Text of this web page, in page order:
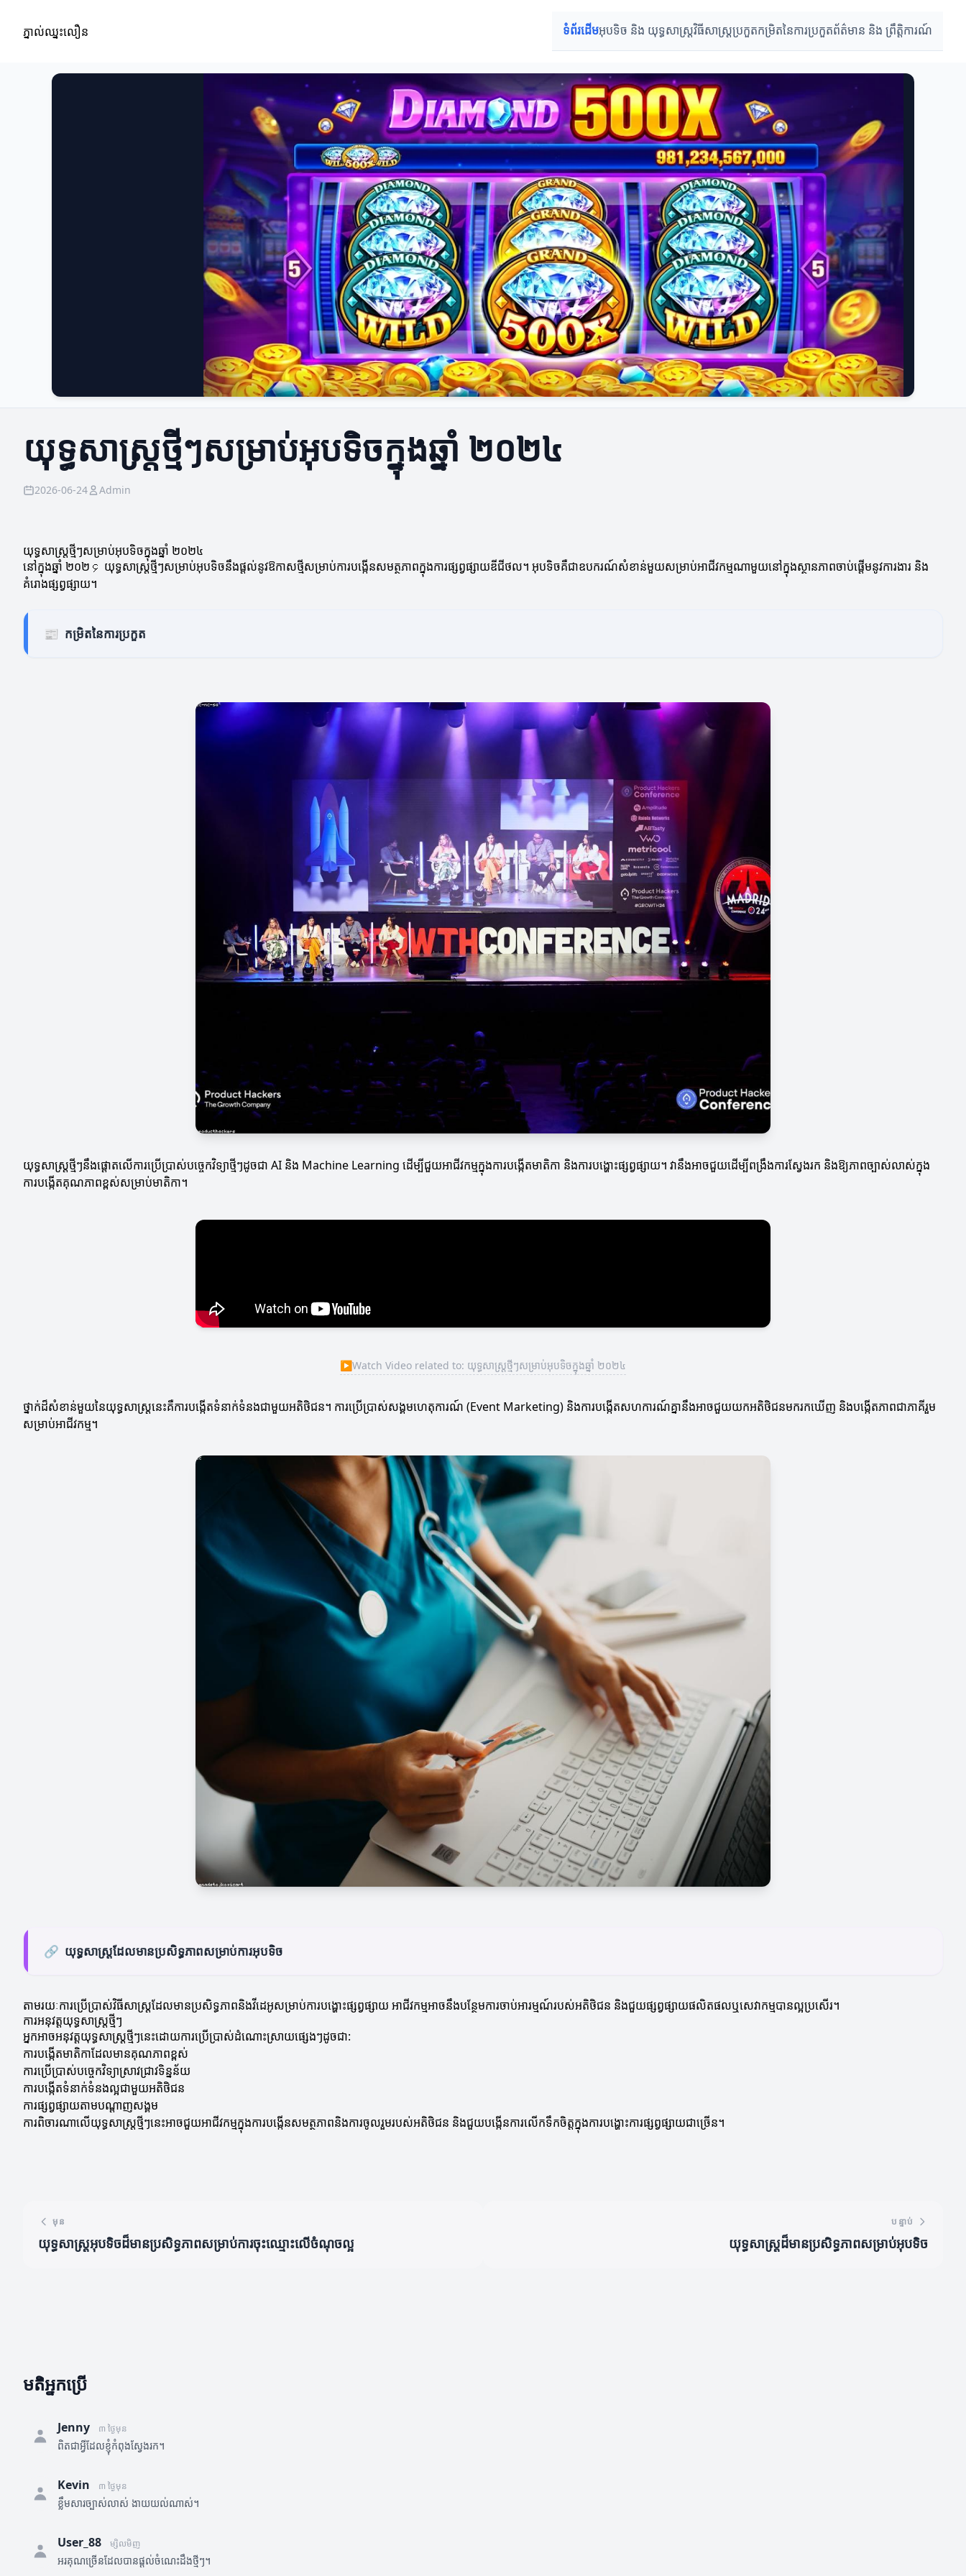
ភ្នាល់ឈ្នះលឿន ទំព័រដើមអុបទិច និង យុទ្ធសាស្ត្រវិធីសាស្ត្រប្រកួតកម្រិតនៃការប្រកួតព័ត៌មាន និង ព្រឹត្តិការណ៍
យុទ្ធសាស្ត្រថ្មីៗសម្រាប់អុបទិចក្នុងឆ្នាំ ២០២៤
2026-06-24 Admin
យុទ្ធសាស្ត្រថ្មីៗសម្រាប់អុបទិចក្នុងឆ្នាំ ២០២៤
នៅក្នុងឆ្នាំ ២០២၄ យុទ្ធសាស្ត្រថ្មីៗសម្រាប់អុបទិចនឹងផ្តល់នូវឱកាសថ្មីសម្រាប់ការបង្កើនសមត្ថភាពក្នុងការផ្សព្វផ្សាយឌីជីថល។ អុបទិចគឺជាឧបករណ៍សំខាន់មួយសម្រាប់អាជីវកម្មណាមួយនៅក្នុងស្ថានភាពចាប់ផ្តើមនូវការងារ និង
គំរោងផ្សព្វផ្សាយ។
📰 កម្រិតនៃការប្រកួត
យុទ្ធសាស្ត្រថ្មីៗនឹងផ្តោតលើការប្រើប្រាស់បច្ចេកវិទ្យាថ្មីៗដូច​ជា AI និង Machine Learning ដើម្បីជួយអាជីវកម្មក្នុងការបង្កើតមាតិកា និងការបង្ហោះផ្សព្វផ្សាយ។ វានឹងអាចជួយដើម្បីពង្រឹងការស្វែងរក និងឱ្យភាពច្បាស់លាស់ក្នុង
ការបង្កើតគុណភាពខ្ពស់សម្រាប់មាតិកា។
▶Watch Video related to: យុទ្ធសាស្ត្រថ្មីៗសម្រាប់អុបទិចក្នុងឆ្នាំ ២០២៤
ថ្នាក់ដ៏សំខាន់មួយនៃយុទ្ធសាស្ត្រនេះគឺការបង្កើតទំនាក់ទំនងជាមួយអតិថិជន។ ការប្រើប្រាស់សង្គមហេតុការណ៍ (Event Marketing) និងការបង្កើតសហការណ៍គ្នានឹងអាចជួយយកអតិថិជនមករកឃើញ និងបង្កើតភាពជាភាគីរួម
សម្រាប់អាជីវកម្ម។
🔗 យុទ្ធសាស្ត្រដែលមានប្រសិទ្ធភាពសម្រាប់ការអុបទិច
តាមរយៈការប្រើប្រាស់វិធីសាស្ដ្រដែលមានប្រសិទ្ធភាពនិងវីដេអូសម្រាប់ការបង្ហោះផ្សព្វផ្សាយ អាជីវកម្មអាចនឹងបន្ថែមការចាប់អារម្មណ៍របស់អតិថិជន និងជួយផ្សព្វផ្សាយផលិតផលឬសេវាកម្មបានល្អប្រសើរ។
ការអនុវត្តយុទ្ធសាស្ត្រថ្មីៗ
អ្នកអាចអនុវត្តយុទ្ធសាស្ត្រថ្មីៗនេះដោយការប្រើប្រាស់ដំណោះស្រាយផ្សេងៗដូចជា:
ការបង្កើតមាតិកាដែលមានគុណភាពខ្ពស់
ការប្រើប្រាស់បច្ចេកវិទ្យាស្រាវជ្រាវទិន្នន័យ
ការបង្កើតទំនាក់ទំនងល្អជាមួយអតិថិជន
ការផ្សព្វផ្សាយតាមបណ្តាញសង្គម
ការពិចារណាលើយុទ្ធសាស្ត្រថ្មីៗនេះអាចជួយអាជីវកម្មក្នុងការបង្កើនសមត្ថភាពនិងការចូលរួមរបស់អតិថិជន និងជួយបង្កើនការលើកទឹកចិត្តក្នុងការបង្ហោះការផ្សព្វផ្សាយជាច្រើន។
មុន
យុទ្ធសាស្ត្រ​អុបទិច​ដ៏មាន​ប្រសិទ្ធភាពសម្រាប់ការចុះឈ្មោះលើចំណុចល្អ
បន្ទាប់
យុទ្ធសាស្ត្រដ៏មានប្រសិទ្ធភាពសម្រាប់អុបទិច
មតិអ្នកប្រើ
Jenny ៣ ថ្ងៃមុន
ពិតជាអ្វីដែលខ្ញុំកំពុងស្វែងរក។
Kevin ៣ ថ្ងៃមុន
ខ្លឹមសារច្បាស់លាស់ ងាយយល់ណាស់។
User_88 ម្សិលមិញ
អរគុណច្រើនដែលបានផ្តល់ចំណេះដឹងថ្មីៗ។